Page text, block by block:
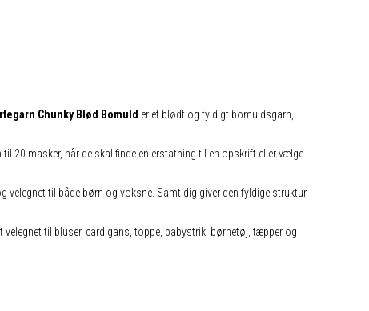
Chunky Blød Bomuld er et blødt og fyldigt bomuldsgarn,
20 masker, når de skal finde en erstatning til en opskrift eller vælge
velegnet til både børn og voksne. Samtidig giver den fyldige struktur
til bluser, cardigans, toppe, babystrik, børnetøj, tæpper og